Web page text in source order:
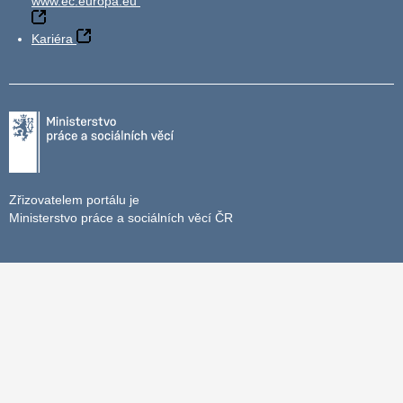
Kariéra
Zřizovatelem portálu je
Ministerstvo práce a sociálních věcí ČR